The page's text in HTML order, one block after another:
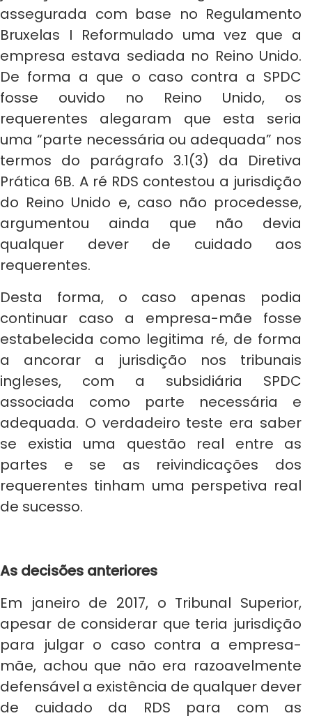
assegurada com base no Regulamento
Bruxelas I Reformulado uma vez que a
empresa estava sediada no Reino Unido.
De forma a que o caso contra a SPDC
fosse ouvido no Reino Unido, os
requerentes alegaram que esta seria
uma “parte necessária ou adequada” nos
termos do parágrafo 3.1(3) da Diretiva
Prática 6B. A ré RDS contestou a jurisdição
do Reino Unido e, caso não procedesse,
argumentou ainda que não devia
qualquer dever de cuidado aos
requerentes.
Desta forma, o caso apenas podia
continuar caso a empresa-mãe fosse
estabelecida como legitima ré, de forma
a ancorar a jurisdição nos tribunais
ingleses, com a subsidiária SPDC
associada como parte necessária e
adequada. O verdadeiro teste era saber
se existia uma questão real entre as
partes e se as reivindicações dos
requerentes tinham uma perspetiva real
de sucesso.
As decisões anteriores
Em janeiro de 2017, o Tribunal Superior,
apesar de considerar que teria jurisdição
para julgar o caso contra a empresa-
mãe, achou que não era razoavelmente
defensável a existência de qualquer dever
de cuidado da RDS para com as